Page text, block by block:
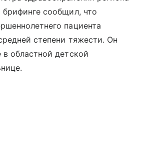
сообщил, что
пациента
степени тяжести. Он
в областной детской